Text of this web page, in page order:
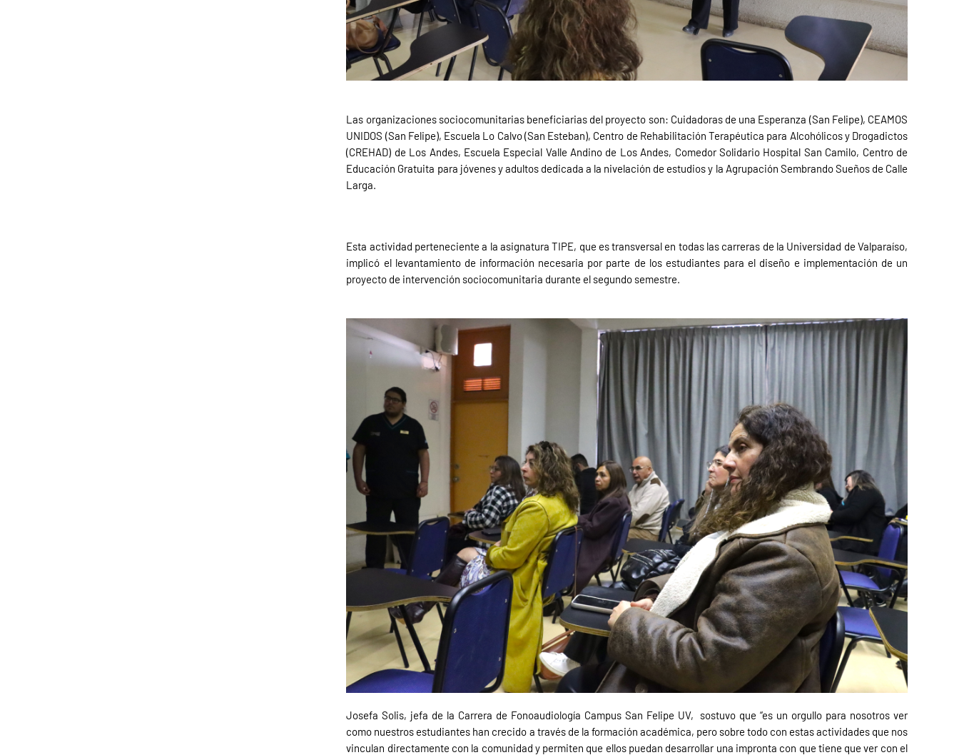
Las organizaciones sociocomunitarias beneficiarias del proyecto son: Cuidadoras de una Esperanza (San Felipe), CEAMOS
UNIDOS (San Felipe), Escuela Lo Calvo (San Esteban), Centro de Rehabilitación Terapéutica para Alcohólicos y Drogadictos
(CREHAD) de Los Andes, Escuela Especial Valle Andino de Los Andes, Comedor Solidario Hospital San Camilo, Centro de
Educación Gratuita para jóvenes y adultos dedicada a la nivelación de estudios y la Agrupación Sembrando Sueños de Calle
Larga.
Esta actividad perteneciente a la asignatura TIPE, que es transversal en todas las carreras de la Universidad de Valparaíso,
implicó el levantamiento de información necesaria por parte de los estudiantes para el diseño e implementación de un
proyecto de intervención sociocomunitaria durante el segundo semestre.
Josefa Solis, jefa de la Carrera de Fonoaudiología Campus San Felipe UV,
sostuvo que “es un orgullo para nosotros ver
como nuestros estudiantes han crecido a través de la formación académica, pero sobre todo con estas actividades que nos
vinculan directamente con la comunidad y permiten que ellos puedan desarrollar una impronta con que tiene que ver con el